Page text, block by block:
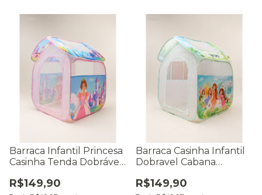
Barraca Infantil Princesa
Casinha Tenda Dobrável
Barraquinha Grande
R$149,90
Barraca Casinha Infantil
Dobravel Cabana
Iglu Bebe
R$149,90